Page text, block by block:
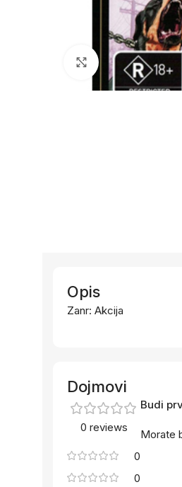
Click to enlarge
Opis
Zanr: Akcija
Dojmovi
0 reviews
0
0
Budi
Morate